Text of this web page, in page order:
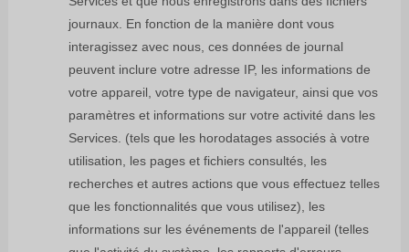
journaux. En fonction de la manière dont vous
interagissez avec nous, ces données de journal
peuvent inclure votre adresse IP, les informations de
votre appareil, votre type de navigateur, ainsi que vos
paramètres et informations sur votre activité dans les
Services. (tels que les horodatages associés à votre
utilisation, les pages et fichiers consultés, les
recherches et autres actions que vous effectuez telles
que les fonctionnalités que vous utilisez), les
informations sur les événements de l'appareil (telles